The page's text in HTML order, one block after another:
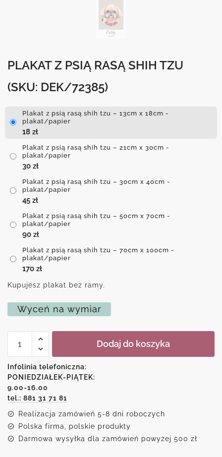
PLAKAT Z PSIĄ RASĄ SHIH TZU
(SKU: DEK/72385)
Plakat z psią rasą shih tzu – 13cm x 18cm -
plakat/papier
18 zł
Plakat z psią rasą shih tzu – 21cm x 30cm -
plakat/papier
30 zł
Plakat z psią rasą shih tzu – 30cm x 40cm -
plakat/papier
45 zł
Plakat z psią rasą shih tzu – 50cm x 70cm -
plakat/papier
90 zł
Plakat z psią rasą shih tzu – 70cm x 100cm -
plakat/papier
170 zł
Kupujesz plakat bez ramy.
Wyceń na wymiar
Plakat
rasą
shih
tzu
Dodaj do koszyka
Infolinia telefoniczna:
PONIEDZIAŁEK-PIĄTEK:
9.00-16.00
tel.: 881 31 71 81
Realizacja zamówień 5-8 dni roboczych
Polska firma, polskie produkty
Darmowa wysyłka dla zamówień powyżej 500 zł